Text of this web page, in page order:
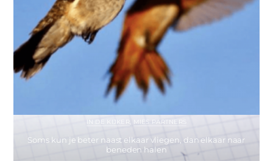
IN DE KIJKER MIES PARTNERS
Soms kun je beter naast elkaar vliegen, dan elkaar naar
beneden halen